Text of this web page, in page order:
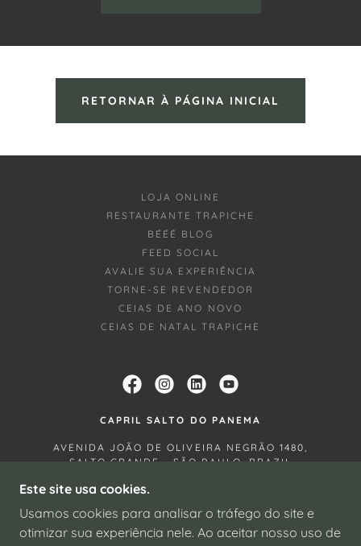
RETORNAR À PÁGINA INICIAL
LOJA ONLINE
RESTAURANTE TRAPICHE
BÉÉÉ BLOG
FEED SOCIAL
AVALIE SUA EXPERIÊNCIA
TORNE-SE REVENDEDOR
CEIAS DE ANO NOVO
CEIAS DE NATAL TRAPICHE
CAPRIL SALTO DO PANEMA
AVENIDA JOÃO DE OLIVEIRA NEGRÃO 1480,
SALTO GRANDE - SÃO PAULO, BRAZIL
DO PANEMA.
Este site usa cookies.
Usamos cookies para analisar o tráfego do site e
otimizar sua experiência nele. Ao aceitar nosso uso de